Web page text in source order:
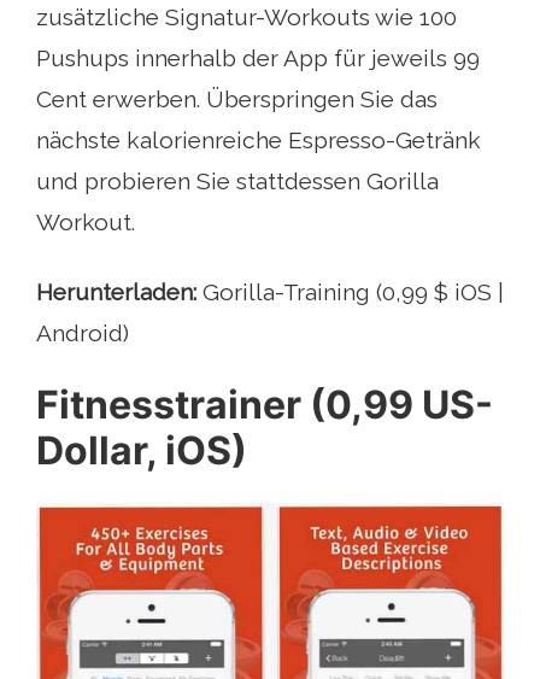
zusätzliche Signatur-Workouts wie 100
Pushups innerhalb der App für jeweils 99
Cent erwerben. Überspringen Sie das
nächste kalorienreiche Espresso-Getränk
und probieren Sie stattdessen Gorilla
Workout.
Herunterladen: Gorilla-Training (0,99 $ iOS |
Android)
Fitnesstrainer (0,99 US-
Dollar, iOS)